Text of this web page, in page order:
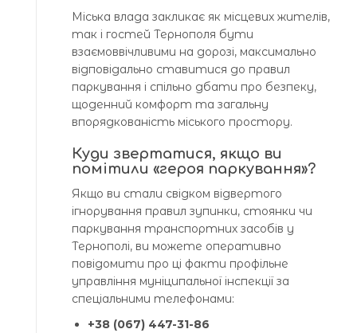
Міська влада закликає як місцевих жителів,
так і гостей Тернополя бути
взаємоввічливими на дорозі, максимально
відповідально ставитися до правил
паркування і спільно дбати про безпеку,
щоденний комфорт та загальну
впорядкованість міського простору.
Куди звертатися, якщо ви
помітили «героя паркування»?
Якщо ви стали свідком відвертого
ігнорування правил зупинки, стоянки чи
паркування транспортних засобів у
Тернополі, ви можете оперативно
повідомити про ці факти профільне
управління муніципальної інспекції за
спеціальними телефонами:
+38 (067) 447-31-86